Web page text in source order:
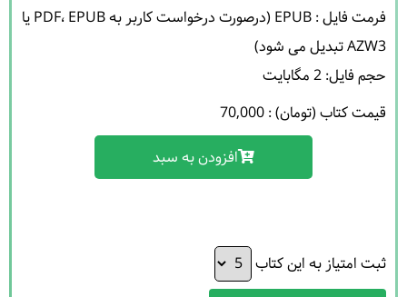
حجم فایل: 2 مگابایت
قیمت کتاب (تومان) : 70,000
افزودن به سبد
ثبت امتیاز به این کتاب